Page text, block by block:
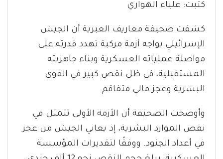
كتبت: علياء الهواري
كشفت صحيفة معاريف العبرية أن الجيش
الإسرائيلي يواجه أزمة مركبة تهدد قدرته على
مواصلة عملياته العسكرية وبناء جاهزيته
المستقبلية، في ظل نقص كبير في القوى
البشرية وعجز مالي متفاقم.
وأوضحت الصحيفة أن الأزمة الأولى تتمثل في
نقص الموارد البشرية، إذ يعاني الجيش من عجز
في أعداد الجنود. ووفقًا لتقديرات المؤسسة